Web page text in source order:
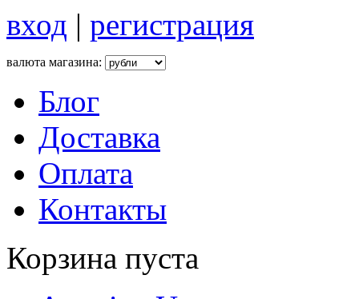
вход | регистрация
валюта магазина:
Блог
Доставка
Оплата
Контакты
Корзина пуста